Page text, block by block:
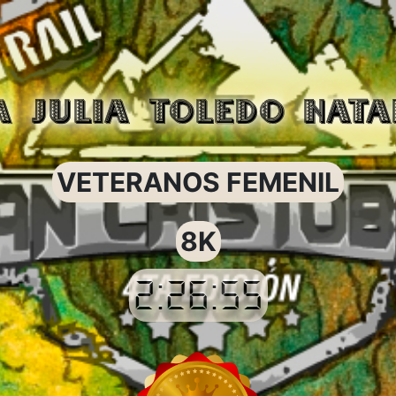
JULIA TOLEDO
VETERANOS FEMENIL
8K
2:26:55